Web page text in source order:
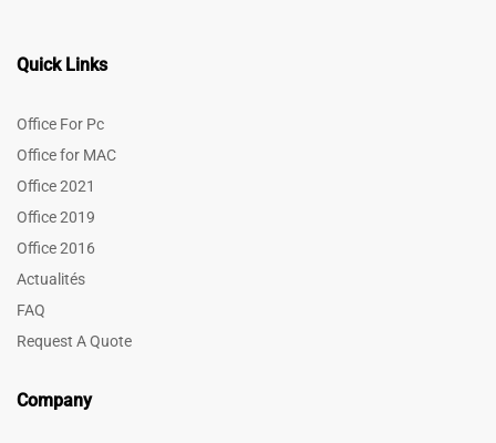
Quick Links
Office For Pc
Office for MAC
Office 2021
Office 2019
Office 2016
Actualités
FAQ
Request A Quote
Company